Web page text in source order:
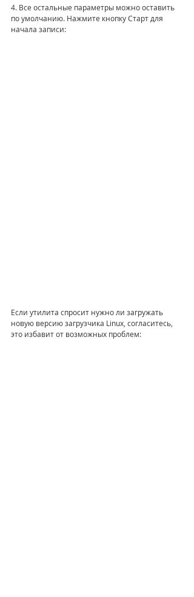
4. Все остальные параметры можно оставить
по умолчанию. Нажмите кнопку Старт для
начала записи:
Если утилита спросит нужно ли загружать
новую версию загрузчика Linux, согласитесь,
это избавит от возможных проблем: